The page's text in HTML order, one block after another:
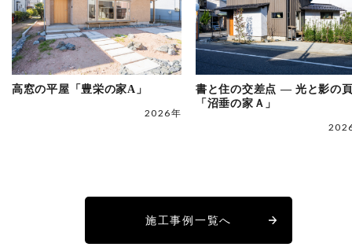
高窓の平屋「豊栄の家A」
2026年
書と住の交差点 ― 光と影の
「沼垂の家Ａ」
施工事例一覧へ